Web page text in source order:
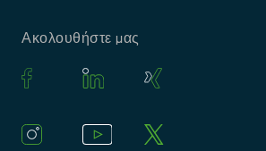
Ακολουθήστε μας